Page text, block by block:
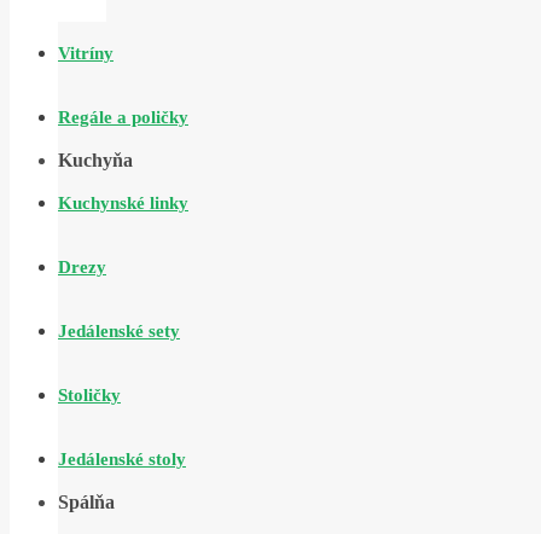
Vitríny
Regále a poličky
Kuchyňa
Kuchynské linky
Drezy
Jedálenské sety
Stoličky
Jedálenské stoly
Spálňa